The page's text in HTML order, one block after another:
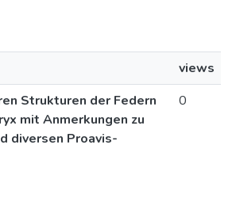
views
Strukturen der Federn
mit Anmerkungen zu
diversen Proavis-
0